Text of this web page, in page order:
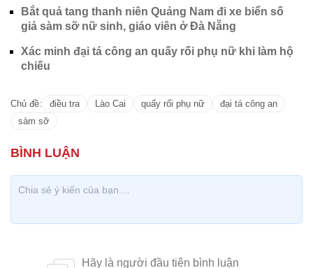
Bắt quả tang thanh niên Quảng Nam đi xe biển số
giả sàm sỡ nữ sinh, giáo viên ở Đà Nẵng
Xác minh đại tá công an quấy rối phụ nữ khi làm hộ
chiếu
Chủ đề: điều tra Lào Cai quấy rối phụ nữ
đại tá công an
sàm sỡ